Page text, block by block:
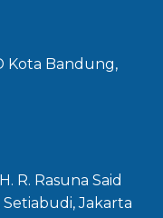
Kota Bandung,
R. Rasuna Said
Setiabudi, Jakarta